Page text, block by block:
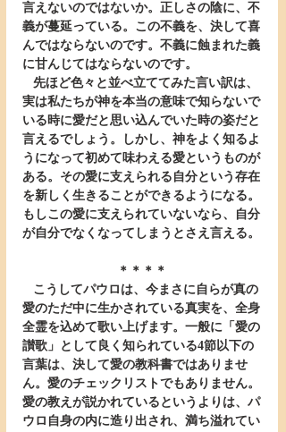
言えないのではないか。正しさの陰に、不
義が蔓延っている。この不義を、決して喜
んではならないのです。不義に蝕まれた義
に甘んじてはならないのです。
実は私たちが神を本当の意味で知らないで
いる時に愛だと思い込んでいた時の姿だと
言えるでしょう。しかし、神をよく知るよ
うになって初めて味わえる愛というものが
ある。その愛に支えられる自分という存在
を新しく生きることができるようになる。
もしこの愛に支えられていないなら、自分
が自分でなくなってしまうとさえ言える。
＊＊＊＊
愛のただ中に生かされている真実を、全身
全霊を込めて歌い上げます。一般に「愛の
讃歌」として良く知られている4節以下の
言葉は、決して愛の教科書ではありませ
ん。愛のチェックリストでもありません。
愛の教えが説かれているというよりは、パ
ウロ自身の内に造り出され、満ち溢れてい